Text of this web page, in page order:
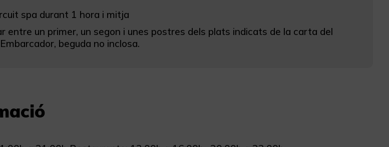
spa durant 1 hora i mitja
entre un primer, un segon i unes postres dels plats indicats de la carta del
beguda no inclosa.